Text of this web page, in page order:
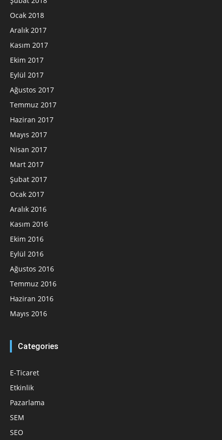
Ocak 2018
Aralık 2017
Kasım 2017
Ekim 2017
Eylül 2017
Ağustos 2017
Temmuz 2017
Haziran 2017
Mayıs 2017
Nisan 2017
Mart 2017
Şubat 2017
Ocak 2017
Aralık 2016
Kasım 2016
Ekim 2016
Eylül 2016
Ağustos 2016
Temmuz 2016
Haziran 2016
Mayıs 2016
Categories
E-Ticaret
Etkinlik
Pazarlama
SEM
SEO